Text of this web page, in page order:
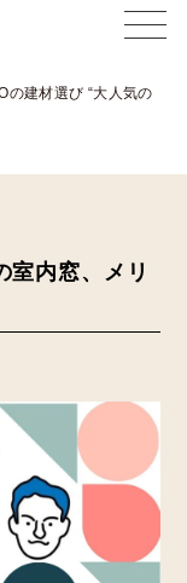
の建材選び “大人気の
室内窓、メリ